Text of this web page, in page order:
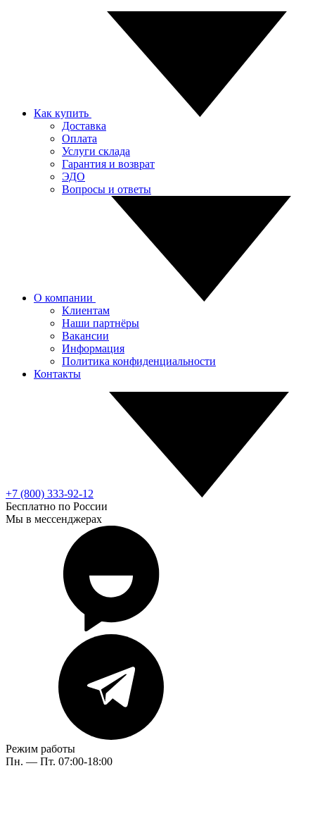
Как купить
Доставка
Оплата
Услуги склада
Гарантия и возврат
ЭДО
Вопросы и ответы
О компании
Клиентам
Наши партнёры
Вакансии
Информация
Политика конфиденциальности
Контакты
+7 (800) 333-92-12
Бесплатно по России
Мы в мессенджерах
Режим работы
Пн. — Пт. 07:00-18:00